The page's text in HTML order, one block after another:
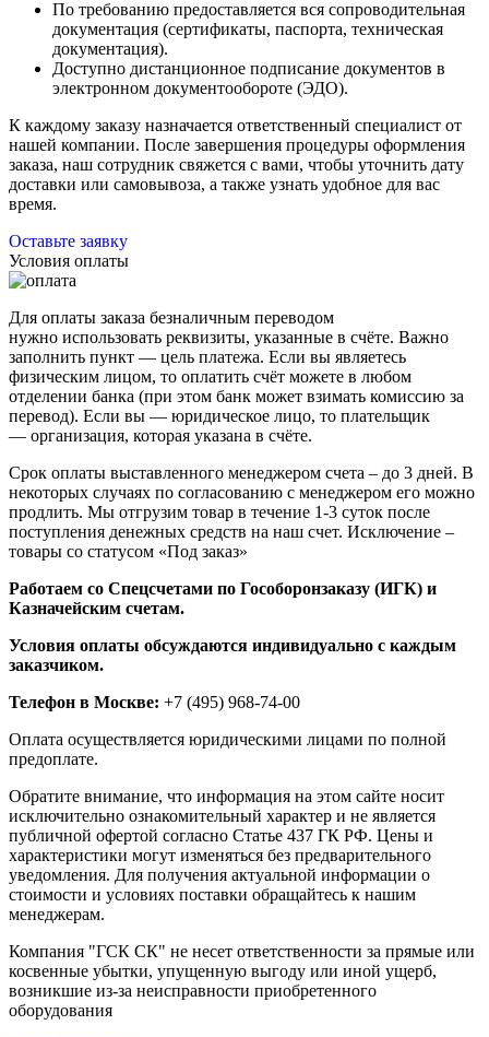
По требованию предоставляется вся сопроводительная
документация (сертификаты, паспорта, техническая
документация).
Доступно дистанционное подписание документов в
электронном документообороте (ЭДО).
К каждому заказу назначается ответственный специалист от
нашей компании. После завершения процедуры оформления
заказа, наш сотрудник свяжется с вами, чтобы уточнить дату
доставки или самовывоза, а также узнать удобное для вас
время.
Оставьте заявку
Условия оплаты
Для оплаты заказа безналичным переводом
нужно использовать реквизиты, указанные в счёте. Важно
заполнить пункт — цель платежа. Если вы являетесь
физическим лицом, то оплатить счёт можете в любом
отделении банка (при этом банк может взимать комиссию за
перевод). Если вы — юридическое лицо, то плательщик
— организация, которая указана в счёте.
Срок оплаты выставленного менеджером счета – до 3 дней. В
некоторых случаях по согласованию с менеджером его можно
продлить. Мы отгрузим товар в течение 1-3 суток после
поступления денежных средств на наш счет. Исключение –
товары со статусом «Под заказ»
Работаем со Спецсчетами по Гособоронзаказу (ИГК) и
Казначейским счетам.
Условия оплаты обсуждаются индивидуально с каждым
заказчиком.
Телефон в Москве: +7 (495) 968-74-00
Оплата осуществляется юридическими лицами по полной
предоплате.
Обратите внимание, что информация на этом сайте носит
исключительно ознакомительный характер и не является
публичной офертой согласно Статье 437 ГК РФ. Цены и
характеристики могут изменяться без предварительного
уведомления. Для получения актуальной информации о
стоимости и условиях поставки обращайтесь к нашим
менеджерам.
Компания "ГСК СК" не несет ответственности за прямые или
косвенные убытки, упущенную выгоду или иной ущерб,
возникшие из-за неисправности приобретенного
оборудования